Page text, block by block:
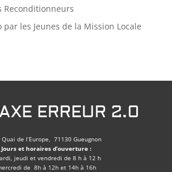
Reconditionneurs
les Jeunes de la Mission Locale
ERREUR 2.0
Quai de l’Europe, 71130 Gueugnon
Jours et horaires d’ouverture :
jeudi et vendredi de 8 h à 12 h
de 8h à 12h et 14h à 16h